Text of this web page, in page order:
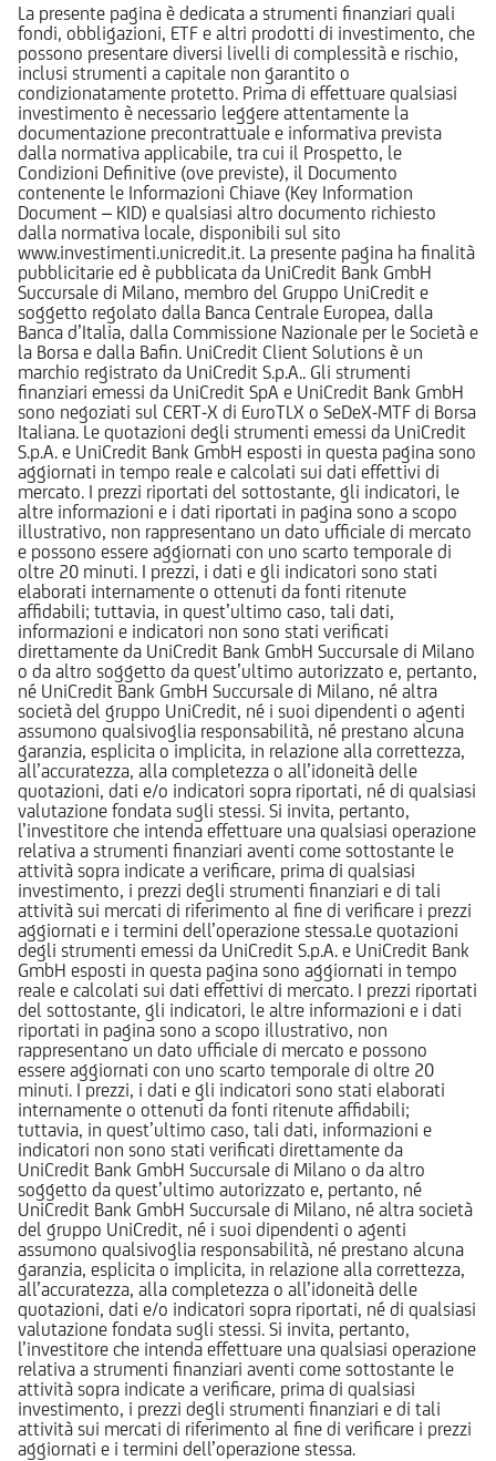
La presente pagina è dedicata a strumenti finanziari quali
fondi, obbligazioni, ETF e altri prodotti di investimento, che
possono presentare diversi livelli di complessità e rischio,
inclusi strumenti a capitale non garantito o
condizionatamente protetto. Prima di effettuare qualsiasi
investimento è necessario leggere attentamente la
documentazione precontrattuale e informativa prevista
dalla normativa applicabile, tra cui il Prospetto, le
Condizioni Definitive (ove previste), il Documento
contenente le Informazioni Chiave (Key Information
Document – KID) e qualsiasi altro documento richiesto
dalla normativa locale, disponibili sul sito
www.investimenti.unicredit.it. La presente pagina ha finalità
pubblicitarie ed è pubblicata da UniCredit Bank GmbH
Succursale di Milano, membro del Gruppo UniCredit e
soggetto regolato dalla Banca Centrale Europea, dalla
Banca d’Italia, dalla Commissione Nazionale per le Società e
la Borsa e dalla Bafin. UniCredit Client Solutions è un
marchio registrato da UniCredit S.p.A.. Gli strumenti
finanziari emessi da UniCredit SpA e UniCredit Bank GmbH
sono negoziati sul CERT-X di EuroTLX o SeDeX-MTF di Borsa
Italiana. Le quotazioni degli strumenti emessi da UniCredit
S.p.A. e UniCredit Bank GmbH esposti in questa pagina sono
aggiornati in tempo reale e calcolati sui dati effettivi di
mercato. I prezzi riportati del sottostante, gli indicatori, le
altre informazioni e i dati riportati in pagina sono a scopo
illustrativo, non rappresentano un dato ufficiale di mercato
e possono essere aggiornati con uno scarto temporale di
oltre 20 minuti. I prezzi, i dati e gli indicatori sono stati
elaborati internamente o ottenuti da fonti ritenute
affidabili; tuttavia, in quest’ultimo caso, tali dati,
informazioni e indicatori non sono stati verificati
direttamente da UniCredit Bank GmbH Succursale di Milano
o da altro soggetto da quest’ultimo autorizzato e, pertanto,
né UniCredit Bank GmbH Succursale di Milano, né altra
società del gruppo UniCredit, né i suoi dipendenti o agenti
assumono qualsivoglia responsabilità, né prestano alcuna
garanzia, esplicita o implicita, in relazione alla correttezza,
all’accuratezza, alla completezza o all’idoneità delle
quotazioni, dati e/o indicatori sopra riportati, né di qualsiasi
valutazione fondata sugli stessi. Si invita, pertanto,
l’investitore che intenda effettuare una qualsiasi operazione
relativa a strumenti finanziari aventi come sottostante le
attività sopra indicate a verificare, prima di qualsiasi
investimento, i prezzi degli strumenti finanziari e di tali
attività sui mercati di riferimento al fine di verificare i prezzi
aggiornati e i termini dell’operazione stessa.Le quotazioni
degli strumenti emessi da UniCredit S.p.A. e UniCredit Bank
GmbH esposti in questa pagina sono aggiornati in tempo
reale e calcolati sui dati effettivi di mercato. I prezzi riportati
del sottostante, gli indicatori, le altre informazioni e i dati
riportati in pagina sono a scopo illustrativo, non
rappresentano un dato ufficiale di mercato e possono
essere aggiornati con uno scarto temporale di oltre 20
minuti. I prezzi, i dati e gli indicatori sono stati elaborati
internamente o ottenuti da fonti ritenute affidabili;
tuttavia, in quest’ultimo caso, tali dati, informazioni e
indicatori non sono stati verificati direttamente da
UniCredit Bank GmbH Succursale di Milano o da altro
soggetto da quest’ultimo autorizzato e, pertanto, né
UniCredit Bank GmbH Succursale di Milano, né altra società
del gruppo UniCredit, né i suoi dipendenti o agenti
assumono qualsivoglia responsabilità, né prestano alcuna
garanzia, esplicita o implicita, in relazione alla correttezza,
all’accuratezza, alla completezza o all’idoneità delle
quotazioni, dati e/o indicatori sopra riportati, né di qualsiasi
valutazione fondata sugli stessi. Si invita, pertanto,
l’investitore che intenda effettuare una qualsiasi operazione
relativa a strumenti finanziari aventi come sottostante le
attività sopra indicate a verificare, prima di qualsiasi
investimento, i prezzi degli strumenti finanziari e di tali
attività sui mercati di riferimento al fine di verificare i prezzi
aggiornati e i termini dell’operazione stessa.